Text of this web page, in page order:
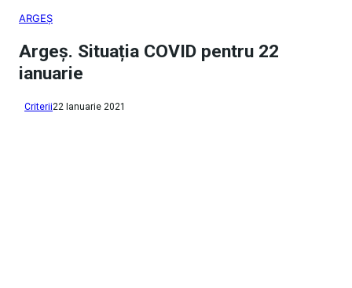
ARGEȘ
Argeș. Situația COVID pentru 22
ianuarie
Criterii22 Ianuarie 2021